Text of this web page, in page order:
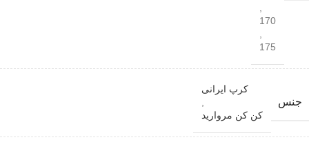
170
175
جنس
کرپ ایرانی
کن کن مروارید